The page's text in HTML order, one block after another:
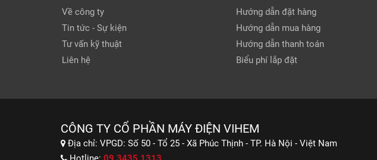
Về công ty
Tin tức - Sự kiện
Tư vấn kỹ thuật
Liên hệ
Hướng dẫn đặt hàng
Hướng dẫn mua hàng
Hướng dẫn thanh toán
Biểu phí lắp đặt
CÔNG TY CỔ PHẦN MÁY ĐIỆN VIHEM
Địa chỉ: VPGD: Số 50 - Tổ 25 - Xã Phúc Thịnh - TP. Hà Nội - Việt Nam